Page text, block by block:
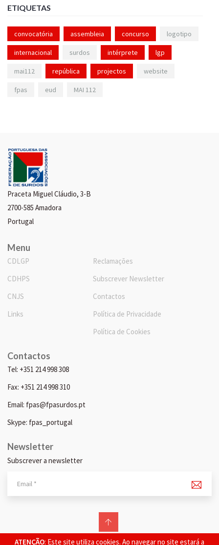
ATENÇÃO: Este site utiliza cookies. Ao navegar no site estará a
ETIQUETAS
convocatória assembleia concurso logotipo
internacional surdos intérprete lgp
mai112 república projectos website
fpas eud MAI 112
Praceta Miguel Cláudio, 3-B
2700-585 Amadora
Portugal
Menu
CDLGP
CDHPS
CNJS
Links
Reclamações
Subscrever Newsletter
Contactos
Política de Privacidade
Política de Cookies
Contactos
Tel: +351 214 998 308
Fax: +351 214 998 310
Email: fpas@fpasurdos.pt
Skype: fpas_portugal
Newsletter
Subscrever a newsletter
© 2026 FPAS. Todos os direitos reservados.